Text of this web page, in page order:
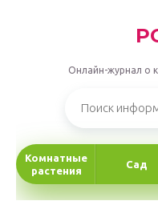
Онлайн-журнал о
Комнатные
растения
Сад